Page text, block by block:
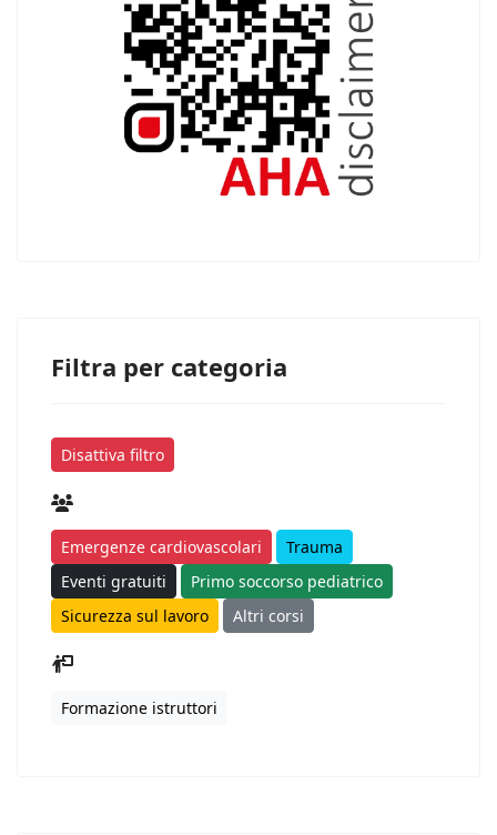
Filtra per categoria
Disattiva filtro
Emergenze cardiovascolari
Trauma
Eventi gratuiti
Primo soccorso pediatrico
Sicurezza sul lavoro
Altri corsi
Formazione istruttori